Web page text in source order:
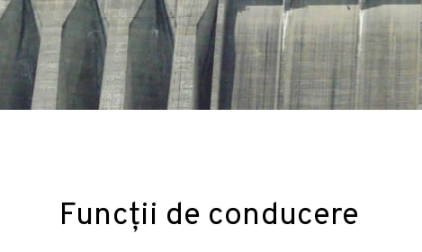
Funcții de conducere